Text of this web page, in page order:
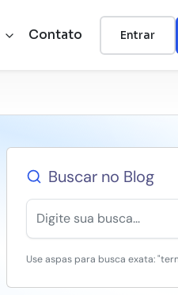
Contato Entrar
Buscar no Blog
Use aspas para busca exata: